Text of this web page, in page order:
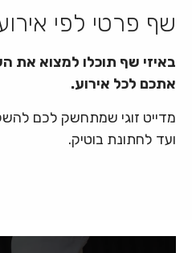
שף פרטי לפי
באיזי שף תוכלו למצוא את
אתכם לכל אירוע.
מדייט זוגי שמתחשק לכם
ועד לחתונת בוטיק.